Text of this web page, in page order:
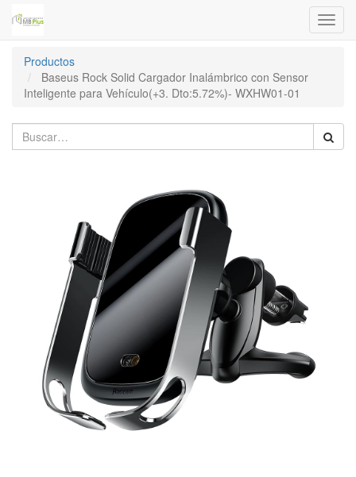
Menú
de
Productos
Baseus Rock Solid Cargador Inalámbrico con Sensor
Inteligente para Vehículo(+3. Dto:5.72%)- WXHW01-01